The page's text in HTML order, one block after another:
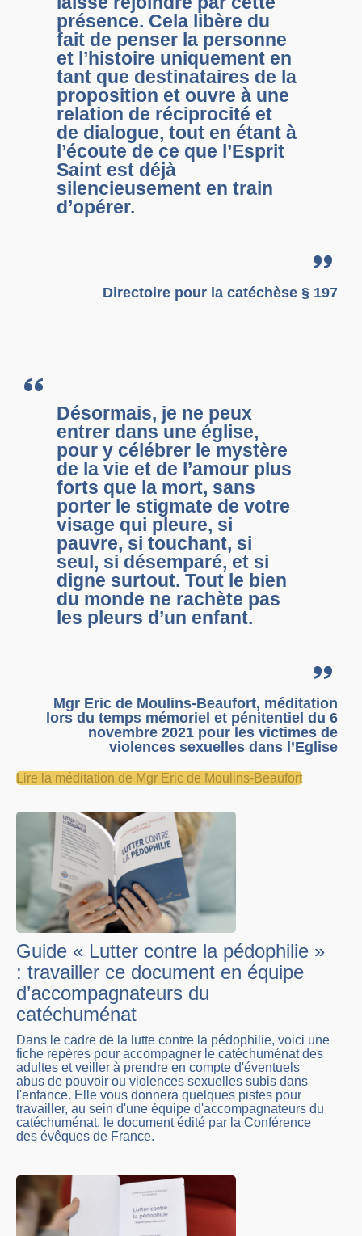
présence. Cela libère du
fait de penser la personne
et l’histoire uniquement en
tant que destinataires de la
proposition et ouvre à une
relation de réciprocité et
de dialogue, tout en étant à
l’écoute de ce que l’Esprit
Saint est déjà
silencieusement en train
d’opérer.
Directoire pour la catéchèse § 197
Désormais, je ne peux
entrer dans une église,
pour y célébrer le mystère
de la vie et de l’amour plus
forts que la mort, sans
porter le stigmate de votre
visage qui pleure, si
pauvre, si touchant, si
seul, si désemparé, et si
digne surtout. Tout le bien
du monde ne rachète pas
les pleurs d’un enfant.
Mgr Eric de Moulins-Beaufort, méditation
lors du temps mémoriel et pénitentiel du 6
novembre 2021 pour les victimes de
violences sexuelles dans l’Eglise
Lire la méditation de Mgr Eric de Moulins-Beaufort
Guide « Lutter contre la pédophilie »
: travailler ce document en équipe
d’accompagnateurs du
catéchuménat
Dans le cadre de la lutte contre la pédophilie, voici une
fiche repères pour accompagner le catéchuménat des
adultes et veiller à prendre en compte d'éventuels
abus de pouvoir ou violences sexuelles subis dans
l'enfance. Elle vous donnera quelques pistes pour
travailler, au sein d'une équipe d'accompagnateurs du
catéchuménat, le document édité par la Conférence
des évêques de France.